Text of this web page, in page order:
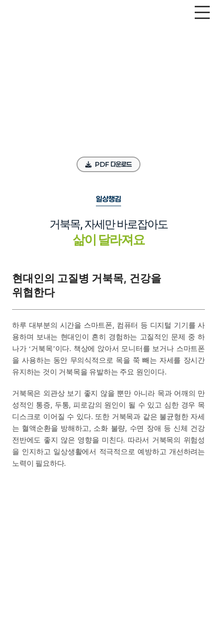
PDF 다운로드
일상챙김
거북목, 자세만 바로잡아도
삶이 달라져요
현대인의 고질병 거북목, 건강을
위협한다
하루 대부분의 시간을 스마트폰, 컴퓨터 등 디지털 기기를 사
용하며 보내는 현대인이 흔히 경험하는 고질적인 문제 중 하
나가 ‘거북목’이다. 책상에 앉아서 모니터를 보거나 스마트폰
을 사용하는 동안 무의식적으로 목을 쭉 빼는 자세를 장시간
유지하는 것이 거북목을 유발하는 주요 원인이다.
거북목은 외관상 보기 좋지 않을 뿐만 아니라 목과 어깨의 만
성적인 통증, 두통, 피로감의 원인이 될 수 있고 심한 경우 목
디스크로 이어질 수 있다. 또한 거북목과 같은 불균형한 자세
는 혈액순환을 방해하고, 소화 불량, 수면 장애 등 신체 건강
전반에도 좋지 않은 영향을 미친다. 따라서 거북목의 위험성
을 인지하고 일상생활에서 적극적으로 예방하고 개선하려는
노력이 필요하다.